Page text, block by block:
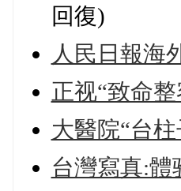
回復)
人民日報海
正视“致命
大醫院“台
台灣寫真:體